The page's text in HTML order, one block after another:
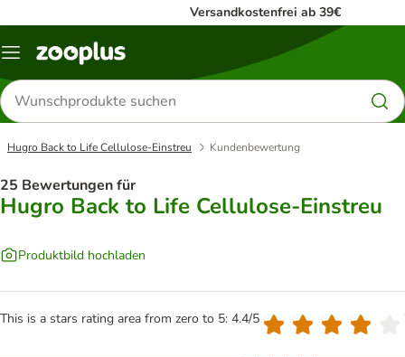
Versandkostenfrei ab 39€
Menü
Produkte
suchen
Hugro Back to Life Cellulose-Einstreu Kundenbewertung
25 Bewertungen für
Hugro Back to Life Cellulose-Einstreu
Produktbild hochladen
This is a stars rating area from zero to 5: 4.4/5